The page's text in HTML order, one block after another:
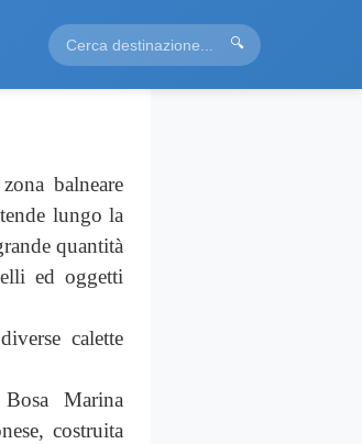
🔍
balneare
lungo la
quantità
ed oggetti
calette
Marina
costruita